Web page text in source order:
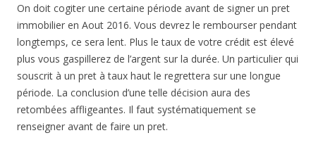
On doit cogiter une certaine période avant de signer un pret
immobilier en Aout 2016. Vous devrez le rembourser pendant
longtemps, ce sera lent. Plus le taux de votre crédit est élevé
plus vous gaspillerez de l’argent sur la durée. Un particulier qui
souscrit à un pret à taux haut le regrettera sur une longue
période. La conclusion d’une telle décision aura des
retombées affligeantes. Il faut systématiquement se
renseigner avant de faire un pret.